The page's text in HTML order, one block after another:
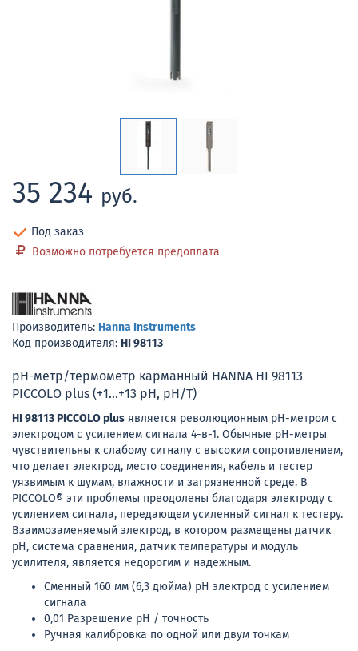
35 234 руб.
Под заказ
Возможно потребуется предоплата
Производитель: Hanna Instruments
Код производителя: HI 98113
рН-метр/термометр карманный HANNA HI 98113
PICCOLO plus (+1...+13 pH, pH/T)
HI 98113 PICCOLO plus является революционным рН-метром с
электродом с усилением сигнала 4-в-1. Обычные рН-метры
чувствительны к слабому сигналу с высоким сопротивлением,
что делает электрод, место соединения, кабель и тестер
уязвимым к шумам, влажности и загрязненной среде. В
PICCOLO® эти проблемы преодолены благодаря электроду с
усилением сигнала, передающем усиленный сигнал к тестеру.
Взаимозаменяемый электрод, в котором размещены датчик
рН, система сравнения, датчик температуры и модуль
усилителя, является недорогим и надежным.
Сменный 160 мм (6,3 дюйма) рН электрод с усилением
сигнала
0,01 Разрешение рН / точность
Ручная калибровка по одной или двум точкам